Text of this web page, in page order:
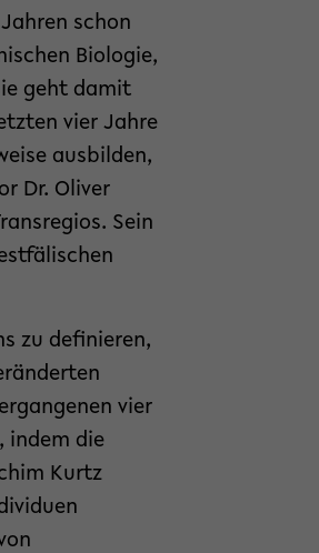
schon
Biologie,
geht damit
vier Jahre
ausbilden,
Dr. Oliver
Sein
zu definieren,
vier
indem die
Kurtz